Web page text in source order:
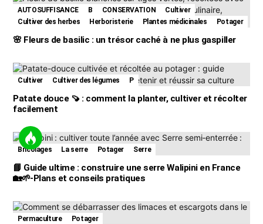
AUTOSUFFISANCE B CONSERVATION
Cultiver
Cultiver des herbes
Herboristerie Plantes médicinales Potager
🌸 Fleurs de basilic : un trésor caché à ne plus gaspiller
Cultiver Cultiver des légumes P
Patate douce 🍠 : comment la planter, cultiver et récolter
facilement
Bricolages La serre Potager Serre
📘 Guide ultime : construire une serre Walipini en France
🏡🌱-Plans et conseils pratiques
Permaculture Potager